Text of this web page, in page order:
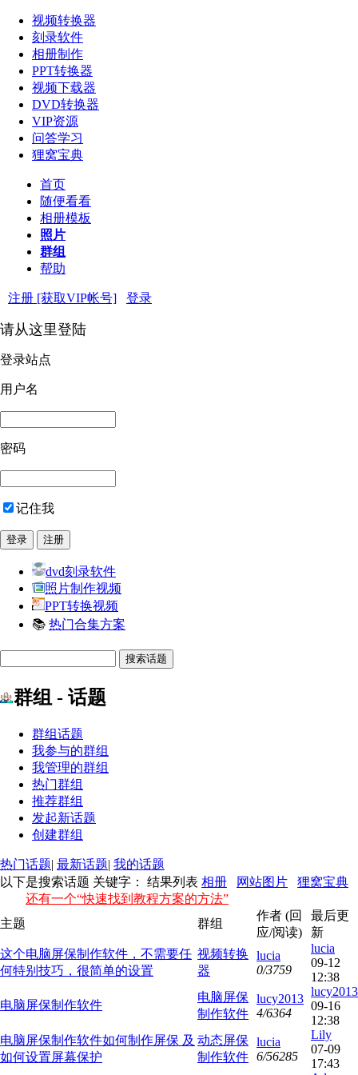
视频转换器
刻录软件
相册制作
PPT转换器
视频下载器
DVD转换器
VIP资源
问答学习
狸窝宝典
首页
随便看看
相册模板
照片
群组
帮助
注册 [获取VIP帐号] 登录
请从这里登陆
登录站点
用户名
密码
记住我
dvd刻录软件
照片制作视频
PPT转换视频
📚 热门合集方案
群组 - 话题
群组话题
我参与的群组
我管理的群组
热门群组
推荐群组
发起新话题
创建群组
热门话题| 最新话题| 我的话题
以下是搜索话题 关键字： 结果列表 相册 网站图片
狸窝宝典
还有一个“快速找到教程方案的方法”
主题
群组
作者 (回
应/阅读)
最后更
新
这个电脑屏保制作软件，不需要任
何特别技巧，很简单的设置
视频转换
器
lucia
0/3759
lucia
09-12
12:38
电脑屏保制作软件
电脑屏保
制作软件
lucy2013
4/6364
lucy2013
09-16
12:38
电脑屏保制作软件如何制作屏保 及
如何设置屏幕保护
动态屏保
制作软件
lucia
6/56285
Lily
07-09
17:43